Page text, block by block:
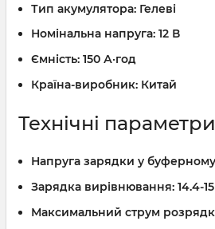
Тип акумулятора: Гелеві
Номінальна напруга: 12 В
Ємність: 150 А·год
Країна-виробник: Китай
Технічні параметри
Напруга зарядки у
Зарядка вирівнювання: 14.4-
Максимальний струм